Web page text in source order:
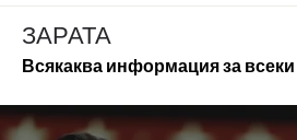
Skip
content
ЗАРАТА
Всякаква информация за всеки